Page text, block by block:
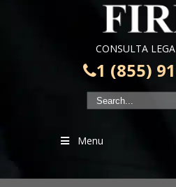
CONSULTA
1 (855)
Menu